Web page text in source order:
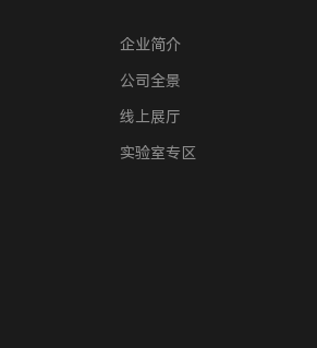
企业简介
公司全景
线上展厅
实验室专区